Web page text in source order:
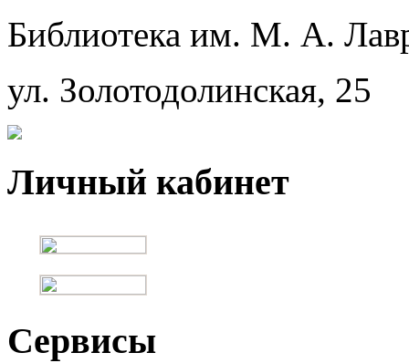
Библиотека им. М. А.
ул. Золотодолинская, 25
Личный кабинет
Сервисы